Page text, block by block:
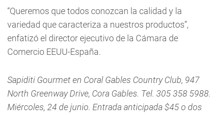
“Queremos que todos conozcan la calidad y la
variedad que caracteriza a nuestros productos”,
enfatizó el director ejecutivo de la Cámara de
Comercio EEUU-España.
Sapiditi Gourmet en Coral Gables Country Club, 947
North Greenway Drive, Cora Gables. Tel. 305 358 5988.
Miércoles, 24 de junio. Entrada anticipada $45 o dos